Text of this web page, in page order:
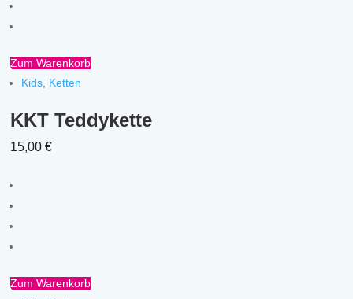
Zum Warenkorb
Kids Ketten
KKT Teddykette
15,00€
Zum Warenkorb